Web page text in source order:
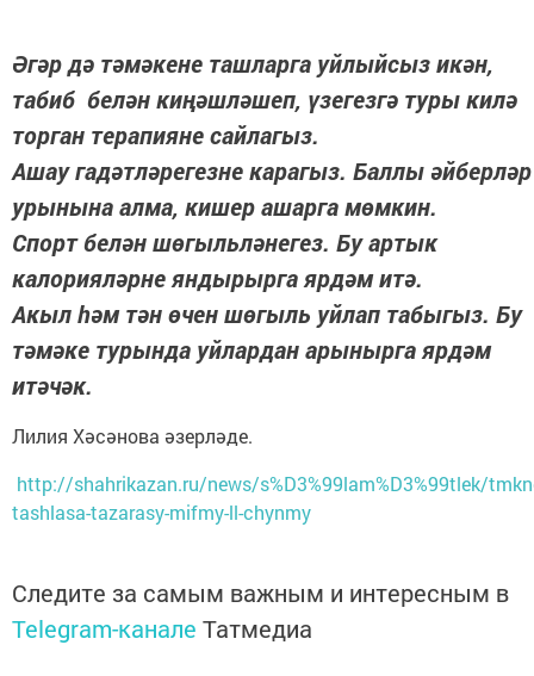
Әгәр дә тәмәкене ташларга уйлыйсыз икән,
табиб белән киңәшләшеп, үзегезгә туры килә
торган терапияне сайлагыз.
Ашау гадәтләрегезне карагыз. Баллы әйберләр
урынына алма, кишер ашарга мөмкин.
Спорт белән шөгыльләнегез. Бу артык
калорияләрне яндырырга ярдәм итә.
Акыл һәм тән өчен шөгыль уйлап табыгыз. Бу
тәмәке турында уйлардан арынырга ярдәм
итәчәк.
Лилия Хәсәнова әзерләде.
http://shahrikazan.ru/news/s%D3%99lam%D3%99tlek/
tashlasa-tazarasy-mifmy-ll-chynmy
Следите за самым важным и интересным в
Telegram-канале Татмедиа